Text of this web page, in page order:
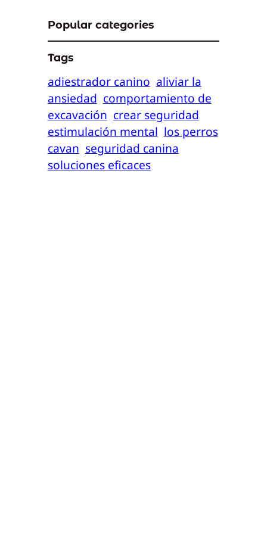
Popular categories
Tags
adiestrador canino aliviar la
ansiedad comportamiento de
excavación crear seguridad
estimulación mental los perros
cavan seguridad canina
soluciones eficaces